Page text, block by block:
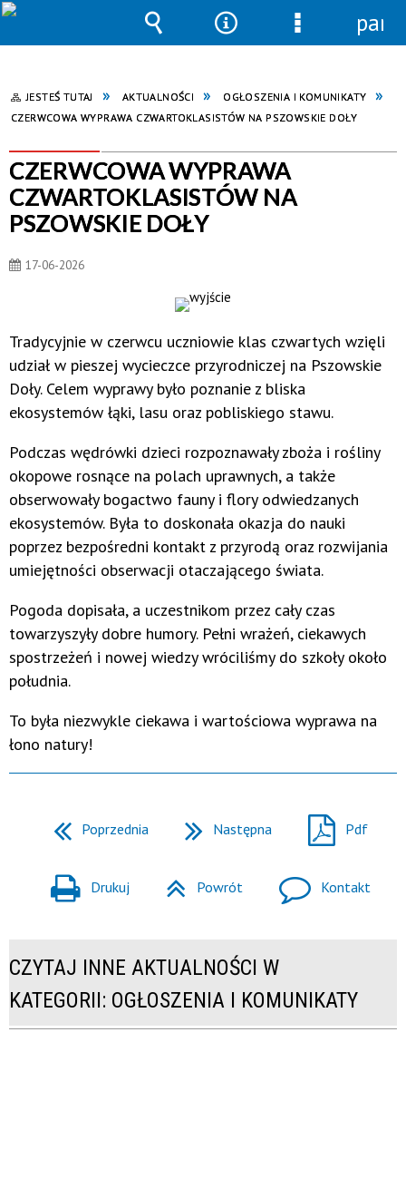
JESTEŚ TUTAJ AKTUALNOŚCI
OGŁOSZENIA I KOMUNIKATY
CZERWCOWA WYPRAWA CZWARTOKLASISTÓW NA PSZOWSKIE DOŁY
CZERWCOWA WYPRAWA
CZWARTOKLASISTÓW NA
PSZOWSKIE DOŁY
17-06-2026
Tradycyjnie w czerwcu uczniowie klas czwartych wzięli
udział w pieszej wycieczce przyrodniczej na Pszowskie
Doły. Celem wyprawy było poznanie z bliska
ekosystemów łąki, lasu oraz pobliskiego stawu.
Podczas wędrówki dzieci rozpoznawały zboża i rośliny
okopowe rosnące na polach uprawnych, a także
obserwowały bogactwo fauny i flory odwiedzanych
ekosystemów. Była to doskonała okazja do nauki
poprzez bezpośredni kontakt z przyrodą oraz rozwijania
umiejętności obserwacji otaczającego świata.
Pogoda dopisała, a uczestnikom przez cały czas
towarzyszyły dobre humory. Pełni wrażeń, ciekawych
spostrzeżeń i nowej wiedzy wróciliśmy do szkoły około
południa.
To była niezwykle ciekawa i wartościowa wyprawa na
łono natury!
Poprzednia Następna Pdf
Drukuj Powrót Kontakt
CZYTAJ INNE AKTUALNOŚCI W
KATEGORII: OGŁOSZENIA I KOMUNIKATY
Wyszukiwarka
NarzędziaMenu